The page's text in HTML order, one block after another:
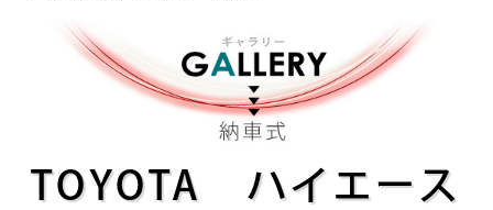
TOYOTA ハイエース